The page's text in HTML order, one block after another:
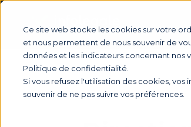
Ce site web stocke les cookies sur votre
et nous permettent de nous souvenir de
données et les indicateurs concernant nos
Politique de confidentialité.
Si vous refusez l'utilisation des cookies,
souvenir de ne pas suivre vos préférences.